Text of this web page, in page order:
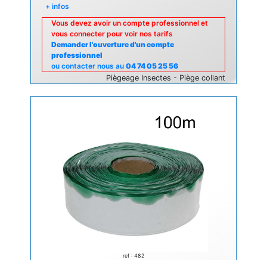
+ infos
Vous devez avoir un compte professionnel et
vous connecter pour voir nos tarifs
Demander l'ouverture d'un compte
professionnel
ou contacter nous au 04 74 05 25 56
Piègeage Insectes - Piège collant
ref : 482